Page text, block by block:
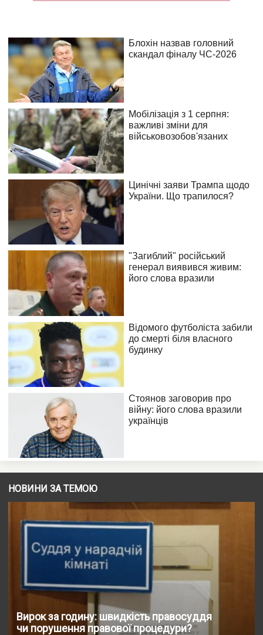
НОВИНИ ЗА ТЕМОЮ
Вирок за годину: швидкість правосуддя
чи порушення правової процедури?